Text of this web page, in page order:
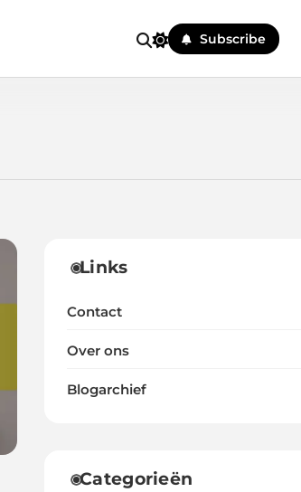
Subscribe
Links
Contact
Over ons
Blogarchief
Categorieën